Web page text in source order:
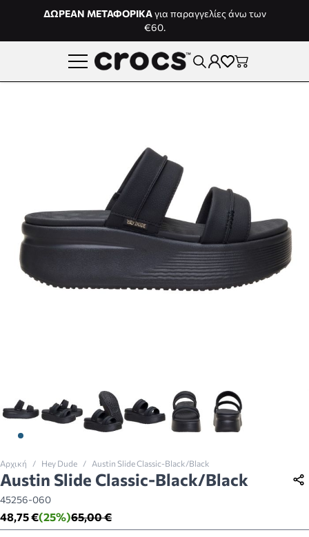
Μετάβαση στο περιεχόμενο
ΔΩΡΕΑΝ ΜΕΤΑΦΟΡΙΚΑγια παραγγελίες άνω των
€60.
View larger image
View larger imageView larger image
View larger image
View larger image
View larger
Αρχική / Hey Dude / Austin Slide Classic-Black/Black
Austin Slide Classic-Black/Black
45256-060
65,00 €
(25%)
48,75 €